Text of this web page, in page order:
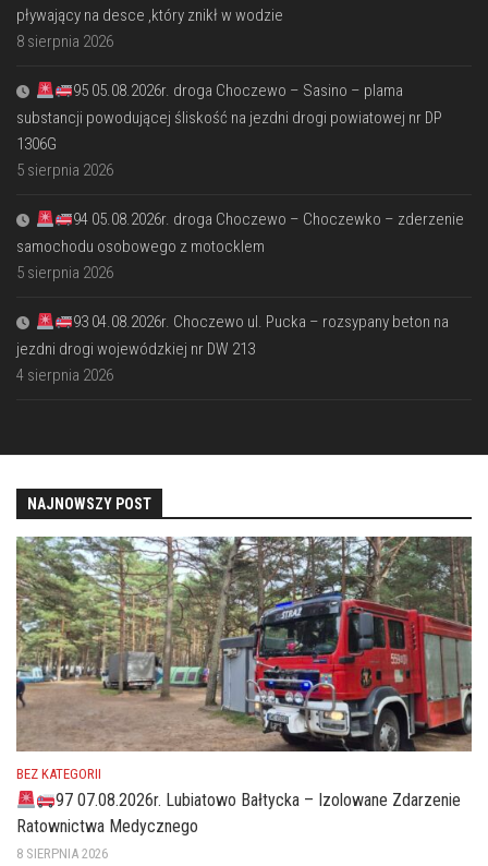
pływający na desce ,który znikł w wodzie
8 sierpnia 2026
95 05.08.2026r. droga Choczewo – Sasino – plama
substancji powodującej śliskość na jezdni drogi powiatowej nr DP
1306G
5 sierpnia 2026
94 05.08.2026r. droga Choczewo – Choczewko – zderzenie
samochodu osobowego z motocklem
5 sierpnia 2026
93 04.08.2026r. Choczewo ul. Pucka – rozsypany beton na
jezdni drogi wojewódzkiej nr DW 213
4 sierpnia 2026
NAJNOWSZY POST
BEZ KATEGORII
97 07.08.2026r. Lubiatowo Bałtycka – Izolowane Zdarzenie
Ratownictwa Medycznego
8 SIERPNIA 2026